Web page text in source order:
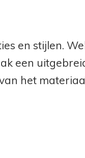
en stijlen.
een
het